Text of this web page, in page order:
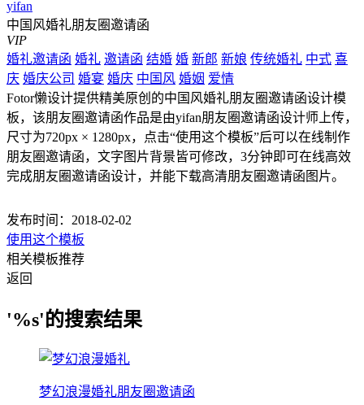
yifan
中国风婚礼朋友圈邀请函
VIP
婚礼邀请函 婚礼 邀请函 结婚 婚 新郎 新娘 传统婚礼 中式 喜
庆 婚庆公司 婚宴 婚庆 中国风 婚姻 爱情
Fotor懒设计提供精美原创的中国风婚礼朋友圈邀请函设计模
板，该朋友圈邀请函作品是由yifan朋友圈邀请函设计师上传，
尺寸为720px × 1280px，点击“使用这个模板”后可以在线制作
朋友圈邀请函，文字图片背景皆可修改，3分钟即可在线高效
完成朋友圈邀请函设计，并能下载高清朋友圈邀请函图片。
发布时间：2018-02-02
使用这个模板
相关模板推荐
返回
'%s'的搜索结果
梦幻浪漫婚礼朋友圈邀请函